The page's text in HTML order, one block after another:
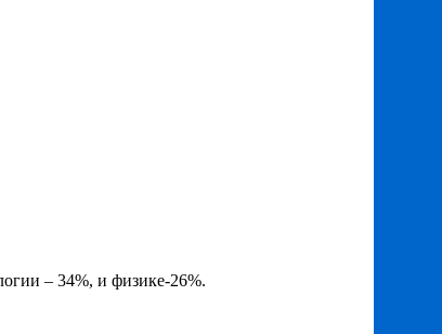
– 34%, и физике-26%.